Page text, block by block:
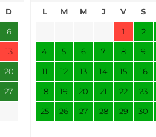
D
6
13
20
27
L M M J V S
1 2
4 5 6 7 8 9
11 12 13 14 15 16
18 19 20 21 22 23
25 26 27 28 29 30